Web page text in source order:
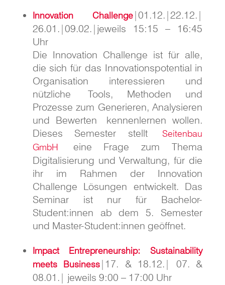
Innovation Challenge|01.12.|22.12.|
26.01.|09.02.|jeweils 15:15 – 16:45
Uhr
Die Innovation Challenge ist für alle,
die sich für das Innovationspotential in
Organisation interessieren und
nützliche
Tools, Methoden und
Prozesse zum Generieren, Analysieren
und Bewerten kennenlernen wollen.
Dieses Semester stelltSeitenbau
GmbH
eine Frage zum Thema
Digitalisierung und Verwaltung, für die
ihr im Rahmen der Innovation
Challenge Lösungen entwickelt. Das
Seminar ist nur für Bachelor-
Student:innen ab dem 5. Semester
und Master-Student:innen geöffnet.
Impact Entrepreneurship: Sustainability
meets Business|17. & 18.12.| 07. &
08.01.| jeweils 9:00 – 17:00 Uhr